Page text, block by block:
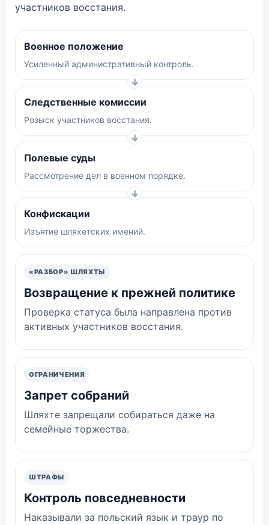
участников восстания.
Военное положение
Усиленный административный контроль.
Следственные комиссии
Розыск участников восстания.
Полевые суды
Рассмотрение дел в военном порядке.
Конфискации
Изъятие шляхетских имений.
«РАЗБОР» ШЛЯХТЫ
Возвращение к прежней политике
Проверка статуса была направлена против
активных участников восстания.
ОГРАНИЧЕНИЯ
Запрет собраний
Шляхте запрещали собираться даже на
семейные торжества.
ШТРАФЫ
Контроль повседневности
Наказывали за польский язык и траур по